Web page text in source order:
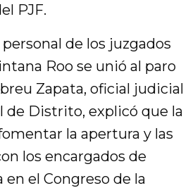
PJF.
de los juzgados
Roo se unió al paro
Zapata, oficial judicial
de Distrito, explicó que la
la apertura y las
los encargados de
el Congreso de la